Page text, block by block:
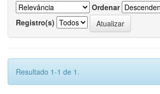
Ordenar
Registro(s)
Resultado 1-1 de 1.